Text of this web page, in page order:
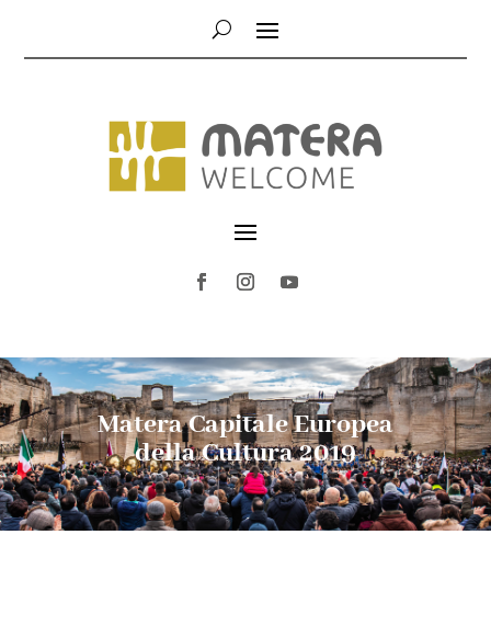
Matera Capitale Europea
della Cultura 2019